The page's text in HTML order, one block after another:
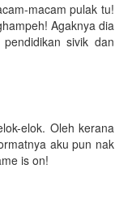
macam pulak tu!
Agaknya dia
sivik dan
elok. Oleh kerana
aku pun nak
is on!